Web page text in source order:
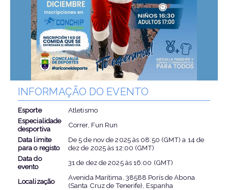
INFORMAÇÃO DO EVENTO
Esporte
Atletismo
Especialidade
desportiva
Correr, Fun Run
Data limite
para o registo
De5 de nov de 2025às 08:50 (GMT) a 14 de
dez de 2025às12:00 (GMT)
Data do
evento
31 de dez de 2025às16:00 (GMT)
Localização
Avenida Marítima, 38588 Porís de Abona
(Santa Cruz de Tenerife), Espanha